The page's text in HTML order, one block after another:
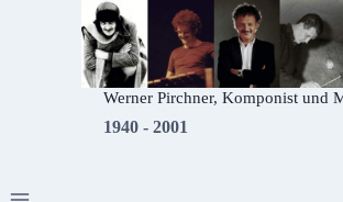
Werner Pirchner, Komponist und
1940 - 2001